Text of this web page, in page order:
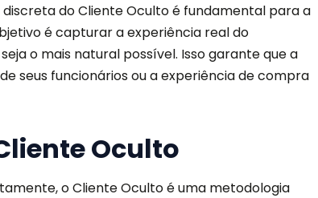
do Cliente Oculto é fundamental para a
é capturar a experiência real do
o mais natural possível. Isso garante que a
seus funcionários ou a experiência de compra
Oculto
o Cliente Oculto é uma metodologia